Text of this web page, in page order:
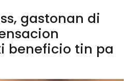
gastonan di
beneficio tin pa